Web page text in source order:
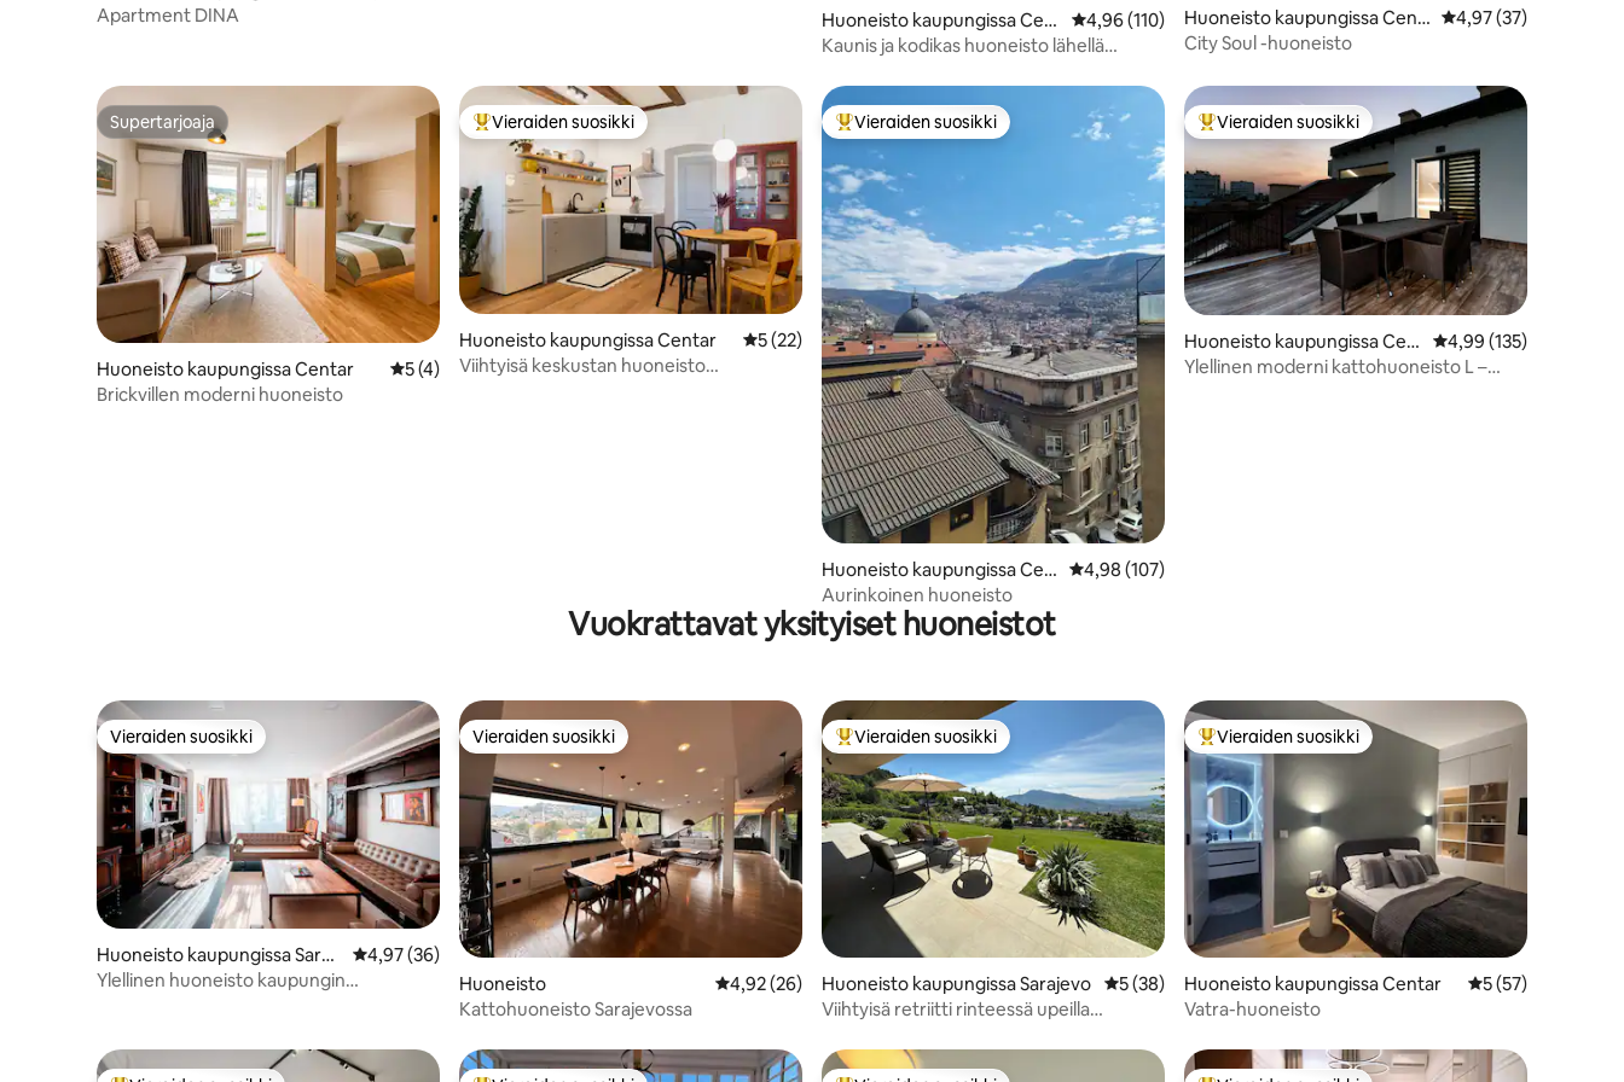
ar
Apartment DINA
Huoneisto kaupungissa Cent
ar
Keskimääräinen arvio 4,96/5, 110 arvostelua
4,96 (110)
Kaunis ja kodikas huoneisto lähellä
Huoneisto kaupungissa Cent
ar
Keskimääräinen
4,97 (37)
City Soul -huoneisto
Supertarjoaja
Supertarjoaja
Huoneisto kaupungissa Centar Keskimääräinen arvio 5/5, 4 arvostelua
5 (4)
Brickvillen moderni huoneisto
Vieraiden suosikkien parhaimmistoa
Vieraiden suosikki
Huoneisto kaupungissa Centar Keskimääräinen arvio 5/5, 22 arvostelua
5 (22)
Viihtyisä keskustan huoneisto
Vieraiden suosikkien parhaimmistoa
Vieraiden suosikki
Huoneisto kaupungissa Cen
tar
Keskimääräinen arvio 4,98/5, 107 arvostelua
4,98 (107)
Aurinkoinen huoneisto
Vieraiden suosikkien parhaimmistoa
Vieraiden suosikki
Huoneisto kaupungissa Cen
tar
Keskimääräinen arvio
4,99 (135)
Ylellinen moderni kattohuoneisto L –
Vuokrattavat yksityiset huoneistot
Vieraiden suosikki
Vieraiden suosikki
Huoneisto kaupungissa Saraj
evo
Keskimääräinen arvio 4,97/5, 36 arvostelua
4,97 (36)
Ylellinen huoneisto kaupungin
Vieraiden suosikki
Vieraiden suosikki
Huoneisto Keskimääräinen arvio 4,92/5, 26 arvostelua
4,92 (26)
Kattohuoneisto Sarajevossa
Vieraiden suosikkien parhaimmistoa
Vieraiden suosikki
Huoneisto kaupungissa Sarajevo Keskimääräinen arvio 5/5, 38 arvostelua
5 (38)
Viihtyisä retriitti rinteessä upeilla
Vieraiden suosikkien parhaimmistoa
Vieraiden suosikki
Huoneisto kaupungissa Centar Keskimääräinen
5 (57)
Vatra-huoneisto